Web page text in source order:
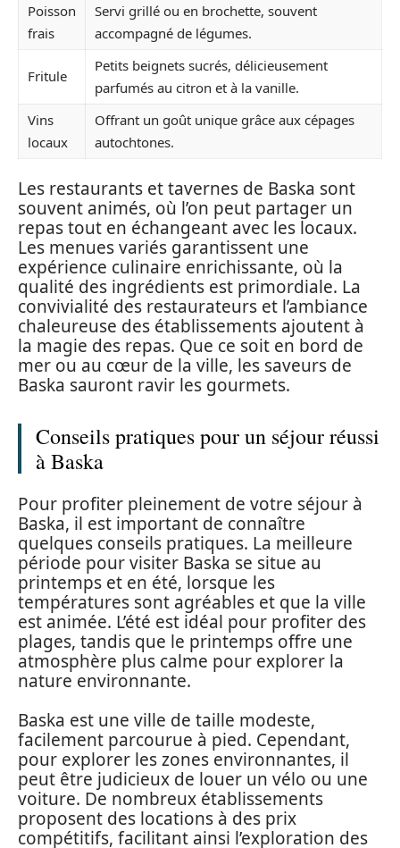
Poisson
frais
Servi grillé ou en brochette, souvent
accompagné de légumes.
Fritule
Petits beignets sucrés, délicieusement
parfumés au citron et à la vanille.
Vins
locaux
Offrant un goût unique grâce aux cépages
autochtones.
Les restaurants et tavernes de Baska sont
souvent animés, où l’on peut partager un
repas tout en échangeant avec les locaux.
Les menues variés garantissent une
expérience culinaire enrichissante, où la
qualité des ingrédients est primordiale. La
convivialité des restaurateurs et l’ambiance
chaleureuse des établissements ajoutent à
la magie des repas. Que ce soit en bord de
mer ou au cœur de la ville, les saveurs de
Baska sauront ravir les gourmets.
Conseils pratiques pour un séjour réussi
à Baska
Pour profiter pleinement de votre séjour à
Baska, il est important de connaître
quelques conseils pratiques. La meilleure
période pour visiter Baska se situe au
printemps et en été, lorsque les
températures sont agréables et que la ville
est animée. L’été est idéal pour profiter des
plages, tandis que le printemps offre une
atmosphère plus calme pour explorer la
nature environnante.
Baska est une ville de taille modeste,
facilement parcourue à pied. Cependant,
pour explorer les zones environnantes, il
peut être judicieux de louer un vélo ou une
voiture. De nombreux établissements
proposent des locations à des prix
compétitifs, facilitant ainsi l’exploration des